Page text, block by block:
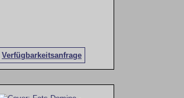
Verfügbarkeitsanfrage